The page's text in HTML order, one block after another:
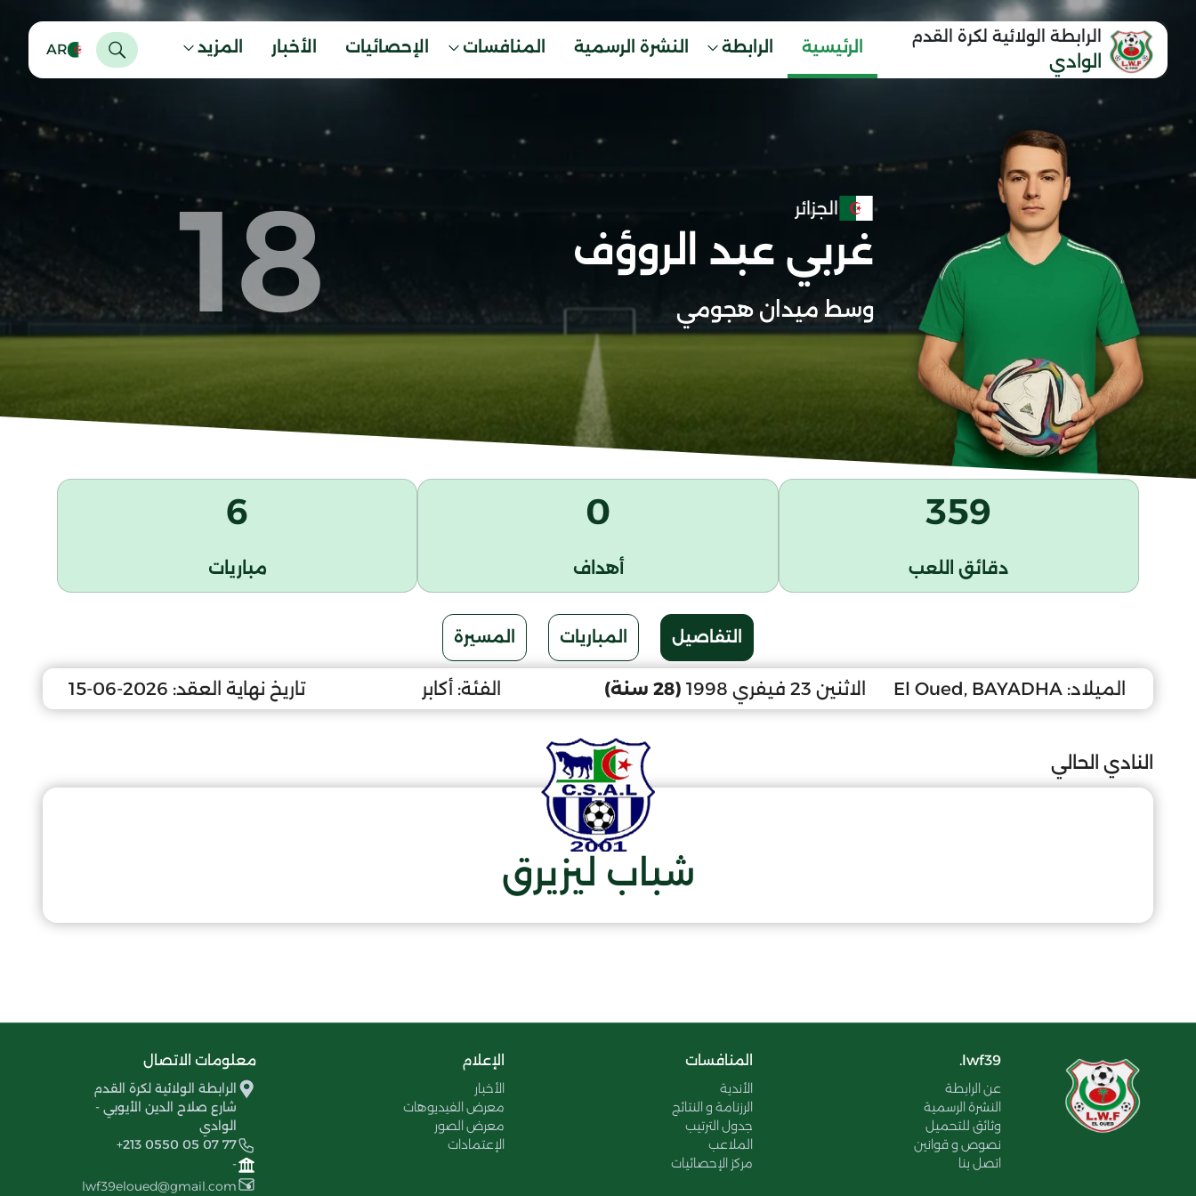
الرابطة الولائية لكرة القدم
الوادي
الرئيسية الرابطة النشرة الرسمية المنافسات الإحصائيات الأخبار المزيد AR
الجزائر
غربي عبد الروؤف
وسط ميدان هجومي 18
359
دقائق اللعب
0
أهداف
6
مباريات
التفاصيل المباريات المسيرة
الميلاد: El Oued, BAYADHA الاثنين 23 فيفري 1998 (28 سنة) الفئة: أكابر تاريخ نهاية العقد: 2026-06-15
النادي الحالي
شباب ليزيرق
lwf39.
عن الرابطة
النشرة الرسمية
وثائق للتحميل
نصوص و قوانين
اتصل بنا
المنافسات
الأندية
الرزنامة و النتائج
جدول الترتيب
الملاعب
مركز الإحصائيات
الإعلام
الأخبار
معرض الفيديوهات
معرض الصور
الإعتمادات
معلومات الاتصال
الرابطة الولائية لكرة القدم
شارع صلاح الدين الأيوبي -
الوادي
+213 0550 05 07 77
-
lwf39eloued@gmail.com